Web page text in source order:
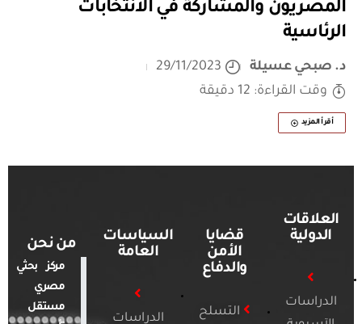
المصريون والمشاركة في الانتخابات
الرئاسية
د. صبحي عسيلة
29/11/2023
وقت القراءة: 12 دقيقة
أقرأ المزيد
العلاقات
الدولية
الدراسات
قضايا
الأمن
والدفاع
التسلح
السياسات
العامة
الدراسات
من نحن
مركز بحثي
مصري
مستقل